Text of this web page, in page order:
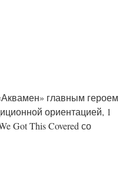
главным героем
ориентацией, 1
Got This Covered со